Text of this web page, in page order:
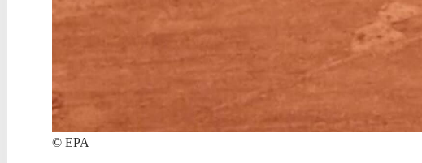
© EPA